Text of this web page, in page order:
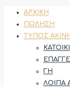
ΑΡΧΙΚΉ
ΠΏΛΗΣΗ
ΤΎΠΟΣ
ΓΗ
ΛΟΙΠΆ